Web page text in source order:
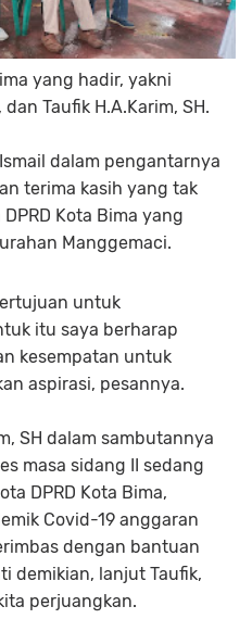
yang hadir, yakni
Taufik H.A.Karim, SH.
dalam pengantarnya
terima kasih yang tak
Kota Bima yang
Manggemaci.
untuk
itu saya berharap
kesempatan untuk
aspirasi, pesannya.
SH dalam sambutannya
masa sidang II sedang
DPRD Kota Bima,
Covid-19 anggaran
dengan bantuan
demikian, lanjut Taufik,
perjuangkan.